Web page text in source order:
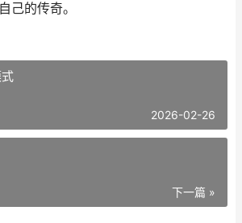
己的传奇。
2026-02-26
下一篇 »